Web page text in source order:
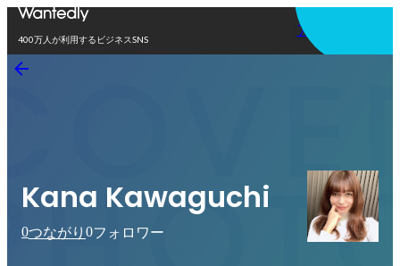
400万人が利用するビジネスSNS
アプリを使う
Kana Kawaguchi
0つながり 0フォロワー